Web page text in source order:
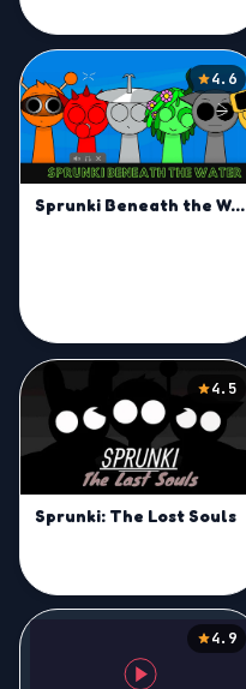
4.6
Sprunki Beneath the Water
4.5
Sprunki: The Lost Souls
4.9